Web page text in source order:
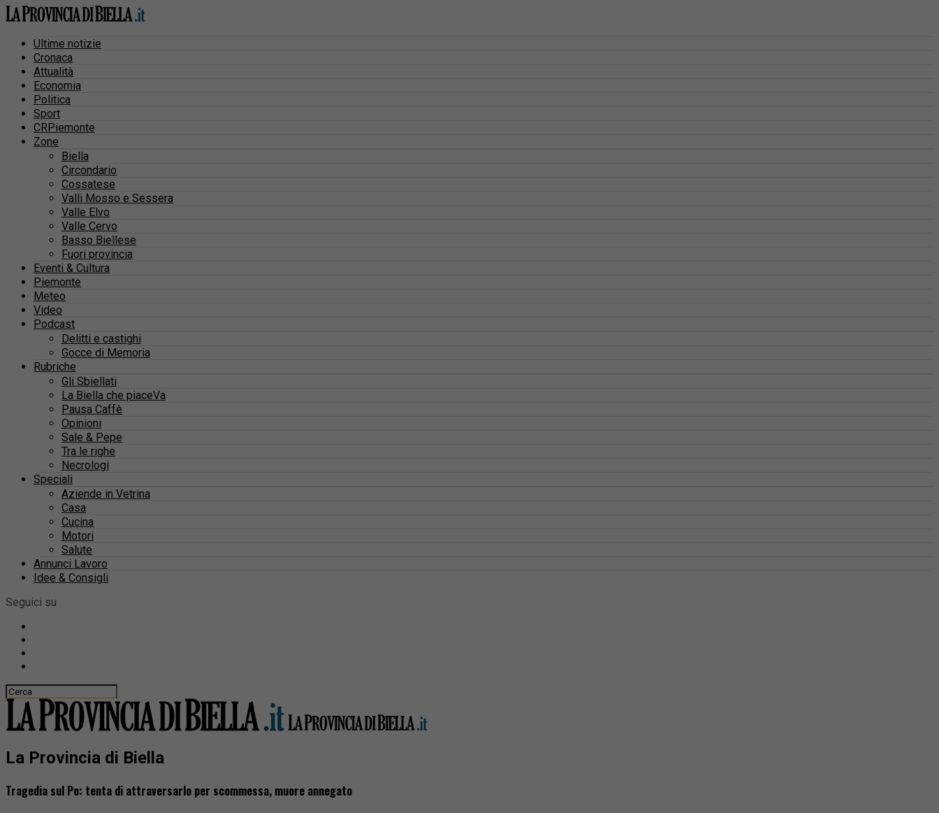
Ultime notizie
Cronaca
Attualità
Economia
Politica
Sport
CRPiemonte
Zone
Biella
Circondario
Cossatese
Valli Mosso e Sessera
Valle Elvo
Valle Cervo
Basso Biellese
Fuori provincia
Eventi & Cultura
Piemonte
Meteo
Video
Podcast
Delitti e castighi
Gocce di Memoria
Rubriche
Gli Sbiellati
La Biella che piaceVa
Pausa Caffè
Opinioni
Sale & Pepe
Tra le righe
Necrologi
Speciali
Aziende in Vetrina
Casa
Cucina
Motori
Salute
Annunci Lavoro
Idee & Consigli
Seguici su
La Provincia di Biella
Tragedia sul Po: tenta di attraversarlo per scommessa, muore annegato